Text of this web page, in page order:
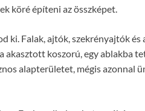
köré építeni az összképet.
ki. Falak, ajtók, szekrényajtók és
akasztott koszorú, egy ablakba
alapterületet, mégis azonnal